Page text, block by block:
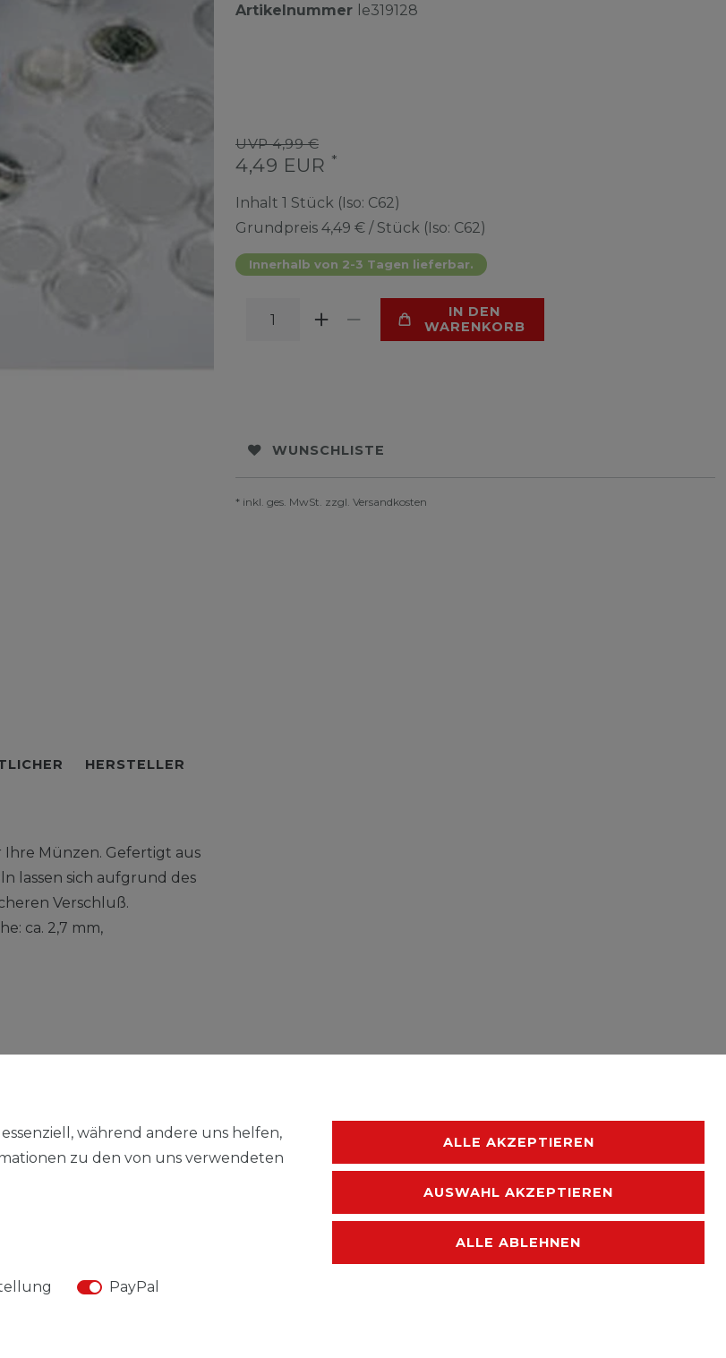
Artikelnummer le319128
UVP 4,99 €
4,49 EUR *
Inhalt 1 Stück (Iso: C62)
Grundpreis 4,49 € / Stück (Iso: C62)
Innerhalb von 2-3 Tagen lieferbar.
IN DEN
WARENKORB
WUNSCHLISTE
* inkl. ges. MwSt. zzgl. Versandkosten
HERSTELLER
Münzen. Gefertigt aus
lassen sich aufgrund des
Verschluß.
ca. 2,7 mm,
während andere uns helfen,
zu den von uns verwendeten
PayPal
ALLE AKZEPTIEREN
AUSWAHL AKZEPTIEREN
ALLE ABLEHNEN